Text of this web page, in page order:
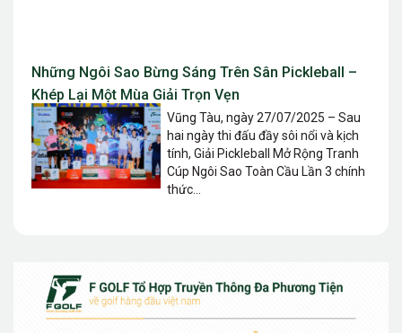
Những Ngôi Sao Bừng Sáng Trên Sân Pickleball –
Khép Lại Một Mùa Giải Trọn Vẹn
Vũng Tàu, ngày 27/07/2025 – Sau
hai ngày thi đấu đầy sôi nổi và kịch
tính, Giải Pickleball Mở Rộng Tranh
Cúp Ngôi Sao Toàn Cầu Lần 3 chính
thức...